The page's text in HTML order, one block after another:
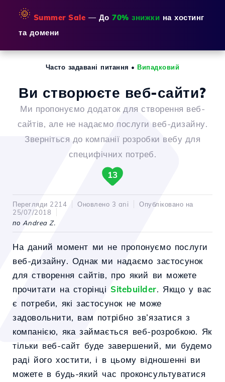
🌞 Summer Sale — До 70% знижки на хостинг
та домени
Часто задавані питання •Випадковий
Ви створюєте веб-сайти?
Ми пропонуємо додаток для створення веб-
сайтів, але не надаємо послуги веб-дизайну.
Зверніться до компанії розробки вебу для
специфічних потреб.
13
Перегляди 2214 Оновлено 3 ani
Опубліковано на
25/07/2018
по Andrea Z.
На даний момент ми не пропонуємо послуги
веб-дизайну. Однак ми надаємо застосунок
для створення сайтів, про який ви можете
прочитати на сторінціSitebuilder. Якщо у вас
є потреби, які застосунок не може
задовольнити, вам потрібно зв’язатися з
компанією, яка займається веб-розробкою. Як
тільки веб-сайт буде завершений, ми будемо
раді його хостити, і в цьому відношенні ви
можете в будь-який час проконсультуватися